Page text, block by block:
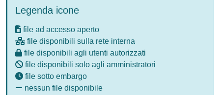
Legenda icone
file ad accesso aperto
file disponibili sulla rete interna
file disponibili agli utenti autorizzati
file disponibili solo agli amministratori
file sotto embargo
nessun file disponibile